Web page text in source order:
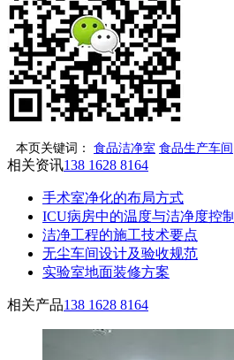
本页关键词： 食品洁净室 食品生产车间
相关资讯138 1628 8164
手术室净化的布局方式
ICU病房中的温度与洁净度控制
洁净工程的施工技术要点
无尘车间设计及验收规范
实验室地面装修方案
相关产品138 1628 8164